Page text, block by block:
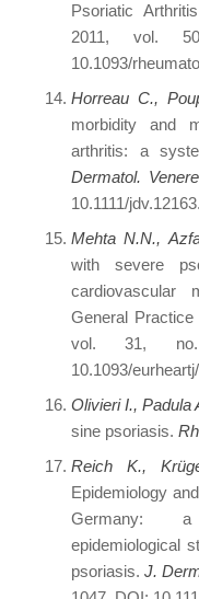
Psoriatic
2011, vol.
10.1093/
Horreau C.,
morbidity and
arthritis: a
Dermatol.
10.1111/jdv.12163.
Mehta N.N.,
with severe
cardiovascular
General
vol. 31,
10.1093/
Olivieri I., Padula
sine psoriasis.
Reich K.,
Epidemiology
Germany: a
epidemiological
psoriasis.J.